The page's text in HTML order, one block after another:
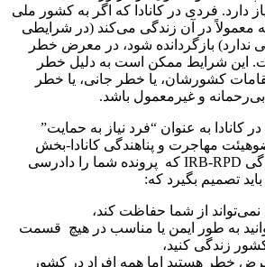
دارد. فردی در کانادا که اگر به کشور ملی
معمولاً در آن زندگی می‌کند (در شرایطی
ندارد) بازگردانده شود، در معرض خطر
این شرایط ممکن است به دلیل خطر
کشورشان، یا خطر جانی، یا خطر
بی‌رحمانه و غیرمعمول باشد.
کانادا به عنوان “فرد نیاز به حمایت”
مهاجرت و پناهندگی کانادا-بخش
حفاظت از پناهندگی IRB-RPD که پرونده شما را دادرسی
تصمیم بگیرد که:
از شما حفاظت کند،
به طور ایمن یا مناسب در هیچ قسمت
زندگی کنید،
خطر هستید اما همه افراد در کشور